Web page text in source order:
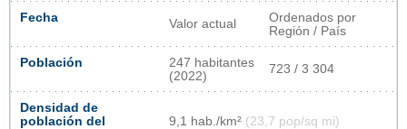
Fecha Valor actual
Ordenados por
Región / País
Población
247 habitantes
(2022)
723 / 3 304
Densidad de
población del
9,1 hab./km² (23,7 pop/sq mi)